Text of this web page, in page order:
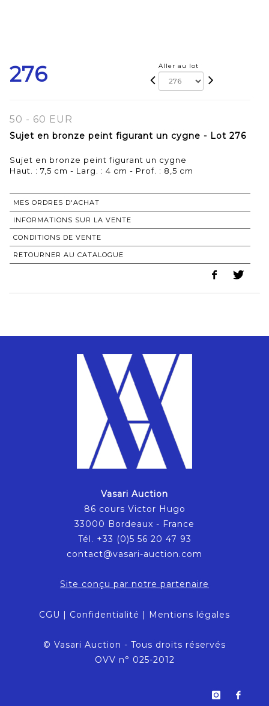
276 Aller au lot
50 - 60 EUR
Sujet en bronze peint figurant un cygne - Lot 276
Sujet en bronze peint figurant un cygne
Haut. : 7,5 cm - Larg. : 4 cm - Prof. : 8,5 cm
MES ORDRES D'ACHAT
INFORMATIONS SUR LA VENTE
CONDITIONS DE VENTE
RETOURNER AU CATALOGUE
Vasari Auction
86 cours Victor Hugo
33000 Bordeaux - France
Tél. +33 (0)5 56 20 47 93
contact@vasari-auction.com
Site conçu par notre partenaire
CGU | Confidentialité | Mentions légales
© Vasari Auction - Tous droits réservés
OVV n° 025-2012